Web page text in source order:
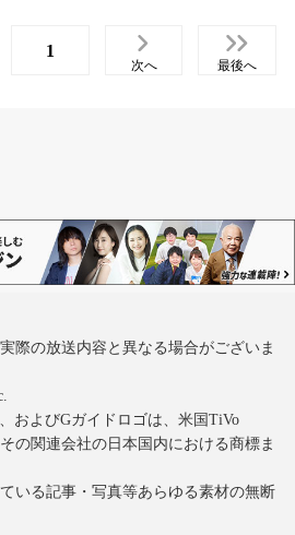
1
次へ 最後へ
際の放送内容と異なる場合がございま
およびGガイドロゴは、米国TiVo
の関連会社の日本国内における商標ま
いる記事・写真等あらゆる素材の無断